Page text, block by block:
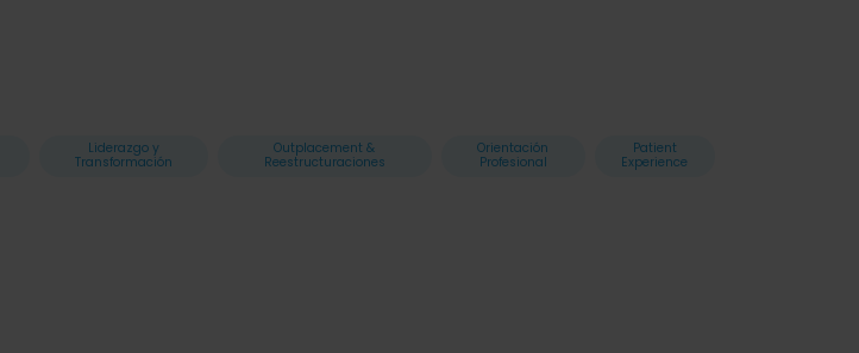
Liderazgo y
Transformación
Outplacement &
Reestructuraciones
Orientación
Profesional
Patient
Experience